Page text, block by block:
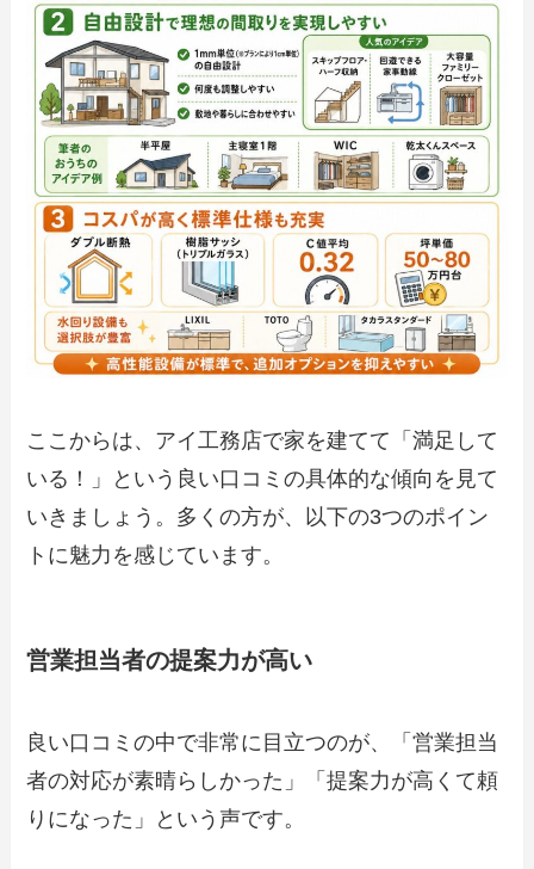
ここからは、アイ工務店で家を建てて「満足して
いる！」という良い口コミの具体的な傾向を見て
いきましょう。多くの方が、以下の3つのポイン
トに魅力を感じています。
営業担当者の提案力が高い
良い口コミの中で非常に目立つのが、「営業担当
者の対応が素晴らしかった」「提案力が高くて頼
りになった」という声です。